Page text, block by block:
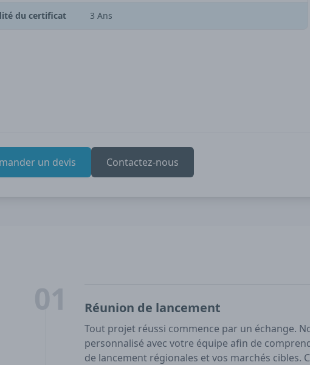
du certificat 3 Ans
un devis Contactez-nous
Réunion de lancement
Tout projet réussi commence par un échange.
personnalisé avec votre équipe afin de
de lancement régionales et vos marchés cibles.